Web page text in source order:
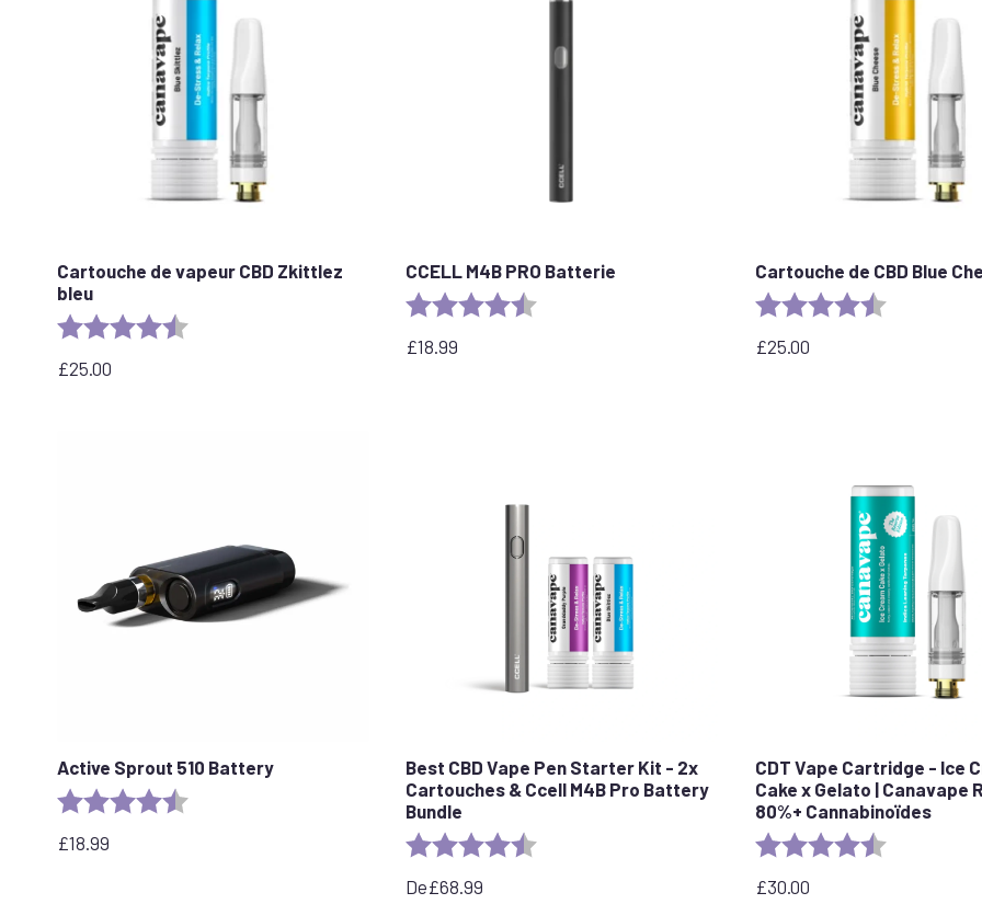
Cartouche de vapeur CBD Zkittlez
bleu
Rating:
£25.00
CCELL M4B PRO Batterie
Rating:
£18.99
Cartouche de CBD Blue
Rating: 4.5 out of 5
£25.00
Active Sprout 510 Battery
Rating:
£18.99
Best CBD Vape Pen Starter Kit - 2x
Cartouches & Ccell M4B Pro Battery
Bundle
Rating:
De£68.99
CDT Vape Cartridge - Ice
Cake x Gelato | Canavape
80%+ Cannabinoïdes
Rating: 4.6 out of 5
£30.00